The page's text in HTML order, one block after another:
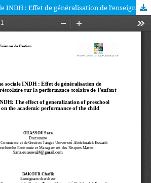
La politique sociale INDH : Effet de généralisation de l’enseignement préscolaire sur la performance scolaire de l’enfant